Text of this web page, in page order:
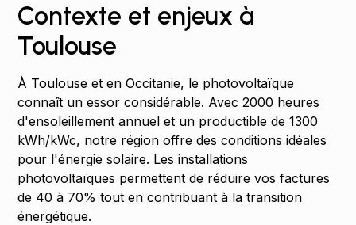
Contexte et enjeux à
Toulouse
À Toulouse et en Occitanie, le photovoltaïque
connaît un essor considérable. Avec 2000 heures
d'ensoleillement annuel et un productible de 1300
kWh/kWc, notre région offre des conditions idéales
pour l'énergie solaire. Les installations
photovoltaïques permettent de réduire vos factures
de 40 à 70% tout en contribuant à la transition
énergétique.